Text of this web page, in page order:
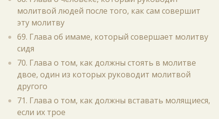
молитвой людей после того, как сам совершит
эту молитву
69. Глава об имаме, который совершает молитву
сидя
70. Глава о том, как должны стоять в молитве
двое, один из которых руководит молитвой
другого
71. Глава о том, как должны вставать молящиеся,
если их трое